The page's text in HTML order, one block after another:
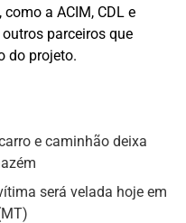
a ACIM, CDL e
parceiros que
do projeto.
e caminhão deixa
será velada hoje em